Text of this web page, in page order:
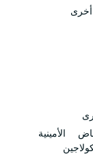
أخرى
الأمينية